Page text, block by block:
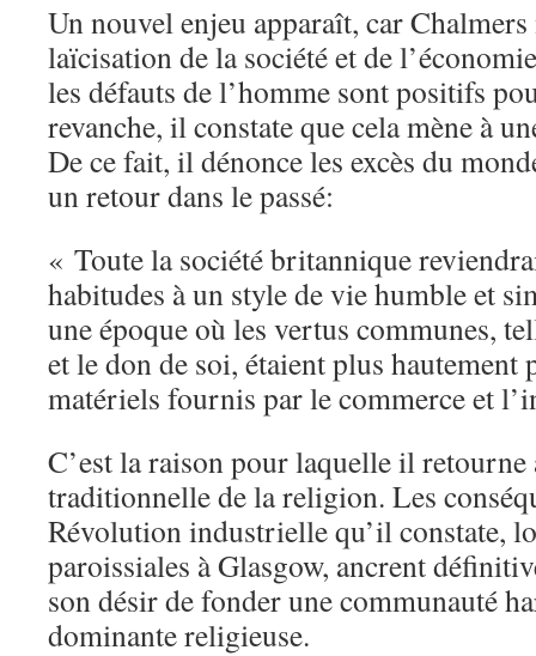
Un nouvel enjeu apparaît, car Chalmers
laïcisation de la société et de
les défauts de l’homme sont positifs
revanche, il constate que cela mène à
De ce fait, il dénonce les excès du
un retour dans le passé:
« Toute la société britannique
habitudes à un style de vie humble et
une époque où les vertus communes,
et le don de soi, étaient plus hautement
matériels fournis par le commerce et
C’est la raison pour laquelle il retourne
traditionnelle de la religion. Les
Révolution industrielle qu’il constate,
paroissiales à Glasgow, ancrent
son désir de fonder une communauté
dominante religieuse.